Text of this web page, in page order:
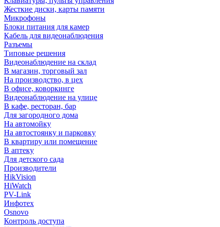
Жесткие диски, карты памяти
Микрофоны
Блоки питания для камер
Кабель для видеонаблюдения
Разъемы
Типовые решения
Видеонаблюдение на склад
В магазин, торговый зал
На производство, в цех
В офисе, коворкинге
Видеонаблюдение на улице
В кафе, ресторан, бар
Для загородного дома
На автомойку
На автостоянку и парковку
В квартиру или помещение
В аптеку
Для детского сада
Производители
HikVision
HiWatch
PV-Link
Инфотех
Osnovo
Контроль доступа